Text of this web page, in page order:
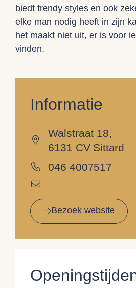
biedt trendy styles en ook
elke man nodig heeft in zijn
het maakt niet uit, er is voor
vinden.
Informatie
Walstraat 18,
6131 CV Sittard
046 4007517
Bezoek website